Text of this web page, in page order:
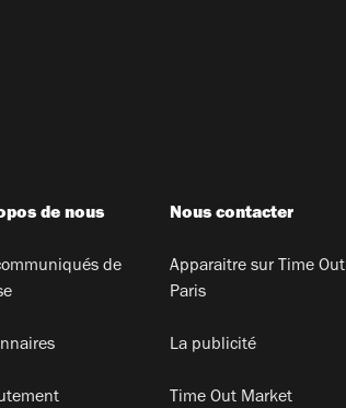
de nous
de
Nous contacter
Apparaitre sur Time Out
Paris
La publicité
Time Out Market